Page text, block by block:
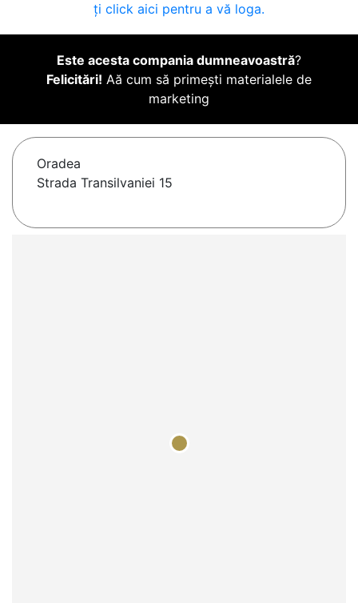
ți click aici pentru a vă loga.
Este acesta compania dumneavoastră?
Felicitări! Aă cum să primești materialele de
marketing
Oradea
Strada Transilvaniei 15